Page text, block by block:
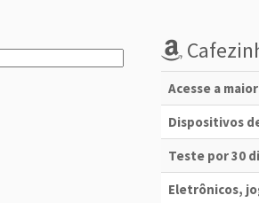
Acesse a
Dispositivos
Teste por 30
Eletrônicos,